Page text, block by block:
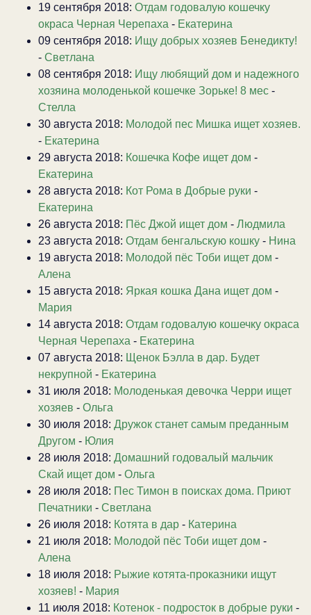
19 сентября 2018: Отдам годовалую кошечку
окраса Черная Черепаха - Екатерина
09 сентября 2018: Ищу добрых хозяев Бенедикту!
- Светлана
08 сентября 2018: Ищу любящий дом и надежного
хозяина молоденькой кошечке Зорьке! 8 мес -
Стелла
30 августа 2018: Молодой пес Мишка ищет хозяев.
- Екатерина
29 августа 2018: Кошечка Кофе ищет дом -
Екатерина
28 августа 2018: Кот Рома в Добрые руки -
Екатерина
26 августа 2018: Пёс Джой ищет дом - Людмила
23 августа 2018: Отдам бенгальскую кошку - Нина
19 августа 2018: Молодой пёс Тоби ищет дом -
Алена
15 августа 2018: Яркая кошка Дана ищет дом -
Мария
14 августа 2018: Отдам годовалую кошечку окраса
Черная Черепаха - Екатерина
07 августа 2018: Щенок Бэлла в дар. Будет
некрупной - Екатерина
31 июля 2018: Молоденькая девочка Черри ищет
хозяев - Ольга
30 июля 2018: Дружок станет самым преданным
Другом - Юлия
28 июля 2018: Домашний годовалый мальчик
Скай ищет дом - Ольга
28 июля 2018: Пес Тимон в поисках дома. Приют
Печатники - Светлана
26 июля 2018: Котята в дар - Катерина
21 июля 2018: Молодой пёс Тоби ищет дом -
Алена
18 июля 2018: Рыжие котята-проказники ищут
хозяев! - Мария
11 июля 2018: Котенок - подросток в добрые руки -